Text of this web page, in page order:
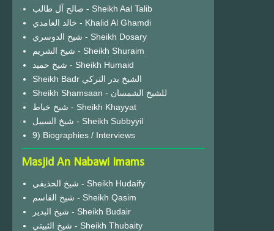
صالح آل طالب - Sheikh Aal Talib
خالد الغامدي - Khalid Al Ghamdi
شيخ الدوسري - Sheikh Dosary
شيخ الشريم - Sheikh Shuraim
شيخ حميد - Sheikh Humaid
Sheikh Badr الشيخ بدر التركي
Sheikh Shamsaan - للشيخ الشمسان
شيخ خياط - Sheikh Khayyat
شيخ السبيل - Sheikh Subbyyil
9) Biographies / Interviews
Masjid An Nabawi Imams
شيخ الحذيفي - Sheikh Hudaify
شيخ القاسم - Sheikh Qasim
شيخ البدير - Sheikh Budair
شيخ الثبيتي - Sheikh Thubaity